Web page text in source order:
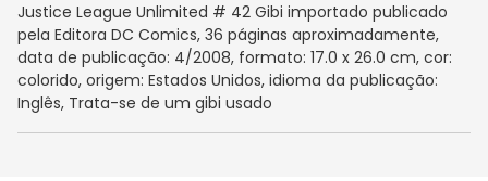
Justice League Unlimited # 42 Gibi importado publicado
pela Editora DC Comics, 36 páginas aproximadamente,
data de publicação: 4/2008, formato: 17.0 x 26.0 cm, cor:
colorido, origem: Estados Unidos, idioma da publicação:
Inglês, Trata-se de um gibi usado